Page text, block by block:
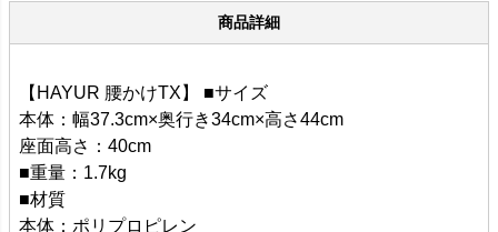
商品詳細
【HAYUR 腰かけTX】 ■サイズ
本体：幅37.3cm×奥行き34cm×高さ44cm
座面高さ：40cm
■重量：1.7kg
■材質
本体：ポリプロピレン